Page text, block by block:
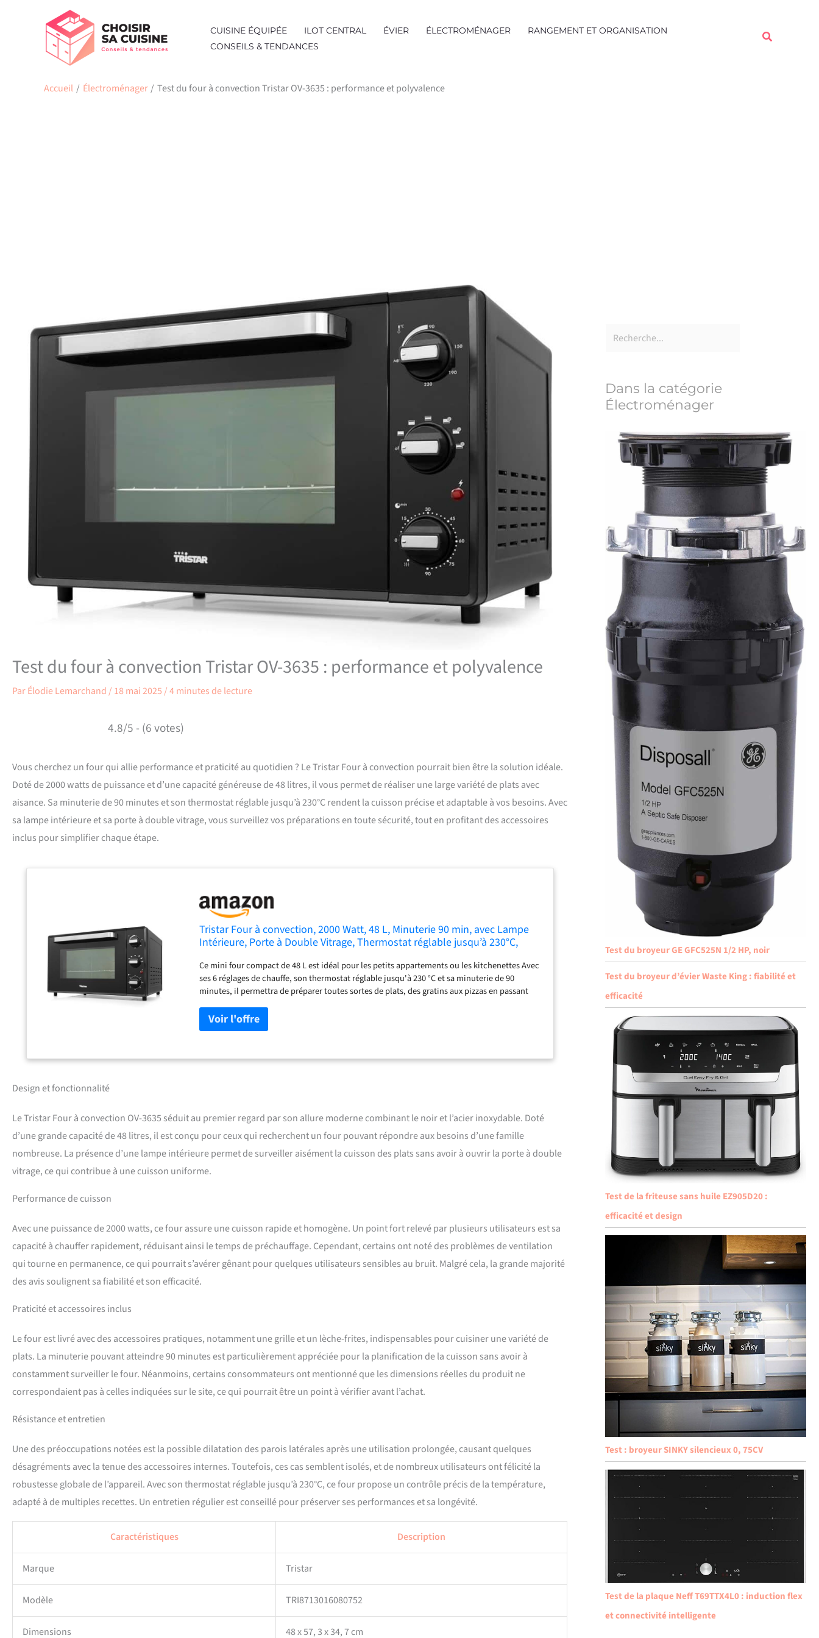
CUISINE ÉQUIPÉE ILOT CENTRAL ÉVIER ÉLECTROMÉNAGER
RANGEMENT ET ORGANISATION
CONSEILS & TENDANCES
Rechercher
Accueil Électroménager Test du four à convection Tristar OV-3635 : performance et polyvalence
Test du four à convection Tristar OV-3635 : performance et polyvalence
ParÉlodie Lemarchand/ 18 mai 2025/4 minutes de lecture
4.8/5 - (6 votes)
Vous cherchez un four qui allie performance et praticité au quotidien ? Le Tristar Four à convection pourrait bien être la solution idéale.
Doté de 2000 watts de puissance et d’une capacité généreuse de 48 litres, il vous permet de réaliser une large variété de plats avec
aisance. Sa minuterie de 90 minutes et son thermostat réglable jusqu’à 230°C rendent la cuisson précise et adaptable à vos besoins. Avec
sa lampe intérieure et sa porte à double vitrage, vous surveillez vos préparations en toute sécurité, tout en profitant des accessoires
inclus pour simplifier chaque étape.
Tristar Four à convection, 2000 Watt, 48 L, Minuterie 90 min, avec Lampe
Intérieure, Porte à Double Vitrage, Thermostat réglable jusqu’à 230°C,
Ce mini four compact de 48 L est idéal pour les petits appartements ou les kitchenettes Avec
ses 6 réglages de chauffe, son thermostat réglable jusqu'à 230 °C et sa minuterie de 90
minutes, il permettra de préparer toutes sortes de plats, des gratins aux pizzas en passant
par les gâteaux, quiches et plus encore ! Il est livré avec une grille et une lèchefrite. La
poignée amovible vous permettant de les manipuler sans vous brûler est également incluse
La lumière intérieure vous permet de vérifier l'état de la cuisson très facilement Sa poignée
Design et fonctionnalité
Le Tristar Four à convection OV-3635 séduit au premier regard par son allure moderne combinant le noir et l’acier inoxydable. Doté
d’une grande capacité de 48 litres, il est conçu pour ceux qui recherchent un four pouvant répondre aux besoins d’une famille
nombreuse. La présence d’une lampe intérieure permet de surveiller aisément la cuisson des plats sans avoir à ouvrir la porte à double
vitrage, ce qui contribue à une cuisson uniforme.
Performance de cuisson
Avec une puissance de 2000 watts, ce four assure une cuisson rapide et homogène. Un point fort relevé par plusieurs utilisateurs est sa
capacité à chauffer rapidement, réduisant ainsi le temps de préchauffage. Cependant, certains ont noté des problèmes de ventilation
qui tourne en permanence, ce qui pourrait s’avérer gênant pour quelques utilisateurs sensibles au bruit. Malgré cela, la grande majorité
des avis soulignent sa fiabilité et son efficacité.
Praticité et accessoires inclus
Le four est livré avec des accessoires pratiques, notamment une grille et un lèche-frites, indispensables pour cuisiner une variété de
plats. La minuterie pouvant atteindre 90 minutes est particulièrement appréciée pour la planification de la cuisson sans avoir à
constamment surveiller le four. Néanmoins, certains consommateurs ont mentionné que les dimensions réelles du produit ne
correspondaient pas à celles indiquées sur le site, ce qui pourrait être un point à vérifier avant l’achat.
Résistance et entretien
Une des préoccupations notées est la possible dilatation des parois latérales après une utilisation prolongée, causant quelques
désagréments avec la tenue des accessoires internes. Toutefois, ces cas semblent isolés, et de nombreux utilisateurs ont félicité la
robustesse globale de l’appareil. Avec son thermostat réglable jusqu’à 230°C, ce four propose un contrôle précis de la température,
adapté à de multiples recettes. Un entretien régulier est conseillé pour préserver ses performances et sa longévité.
Caractéristiques Description
Marque Tristar
Modèle TRI8713016080752
Dimensions 48 x 57, 3 x 34, 7 cm
Dans la catégorie
Électroménager
Test du broyeur GE GFC525N 1/2 HP, noir
Test du broyeur d’évier Waste King : fiabilité et
efficacité
Test de la friteuse sans huile EZ905D20 :
efficacité et design
Test : broyeur SINKY silencieux 0, 75CV
Test de la plaque Neff T69TTX4L0 : induction flex
et connectivité intelligente